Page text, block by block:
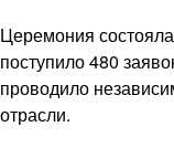
Церемония
поступило 480
проводило
отрасли.